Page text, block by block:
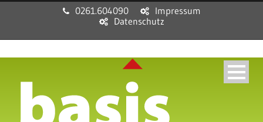
0261.604090
Impressum
Datenschutz